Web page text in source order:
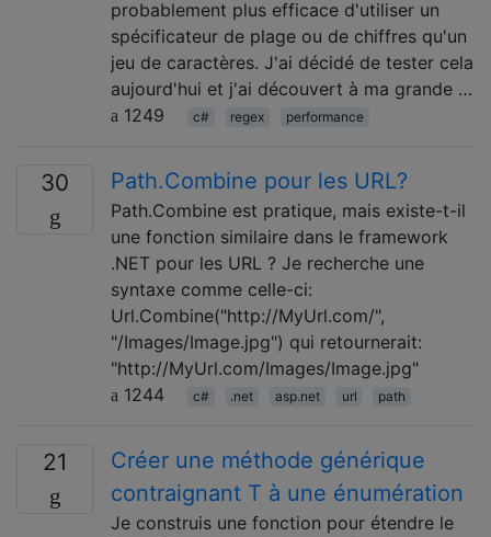
probablement plus efficace d'utiliser un
spécificateur de plage ou de chiffres qu'un
jeu de caractères. J'ai décidé de tester cela
aujourd'hui et j'ai découvert à ma grande …
1249
c# regex performance
30 Path.Combine pour les URL?
Path.Combine est pratique, mais existe-t-il
une fonction similaire dans le framework
.NET pour les URL ? Je recherche une
syntaxe comme celle-ci:
Url.Combine("http://MyUrl.com/",
"/Images/Image.jpg") qui retournerait:
"http://MyUrl.com/Images/Image.jpg"
1244
c# .net asp.net url path
21
Créer une méthode générique
contraignant T à une énumération
Je construis une fonction pour étendre le